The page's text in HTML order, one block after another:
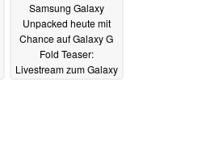
Samsung Galaxy
Unpacked heute mit
Chance auf Galaxy G
Fold Teaser:
Livestream zum Galaxy